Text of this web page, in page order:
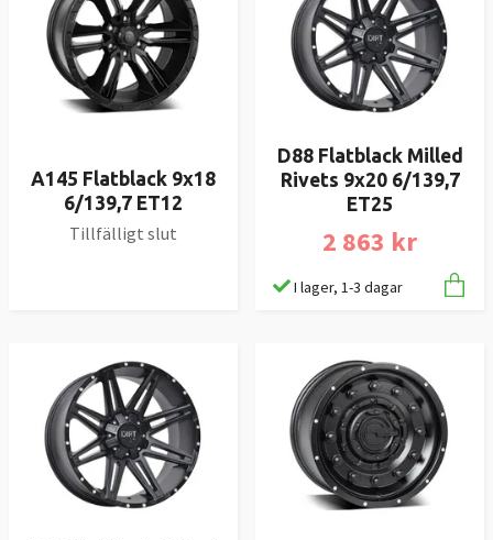
A145 Flatblack 9x18
6/139,7 ET12
Tillfälligt slut
D88 Flatblack Milled
Rivets 9x20 6/139,7
ET25
2 863 kr
I lager, 1-3 dagar